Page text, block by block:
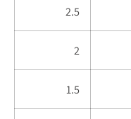
2.5
2
1.5